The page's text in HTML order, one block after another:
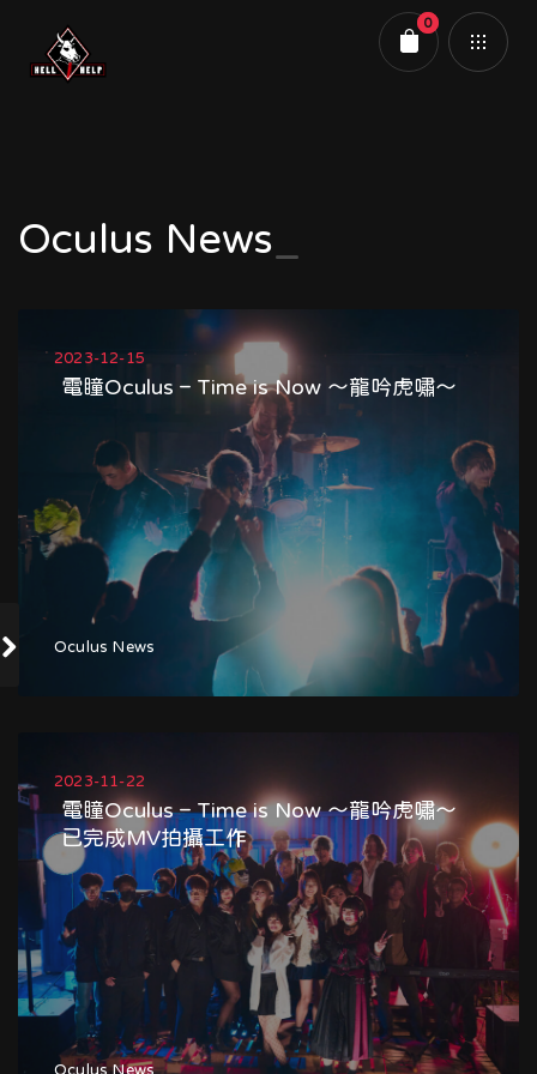
0
Oculus News
2023-12-15
電瞳Oculus – Time is Now ～龍吟虎嘯～
Oculus News
2023-11-22
電瞳Oculus – Time is Now ～龍吟虎嘯～
已完成MV拍攝工作
Oculus News